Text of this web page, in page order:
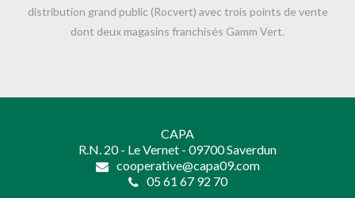
distribution grand public (Rocvert) avec trois points de vente
dont deux magasins franchisés Gamm Vert.
CAPA
R.N. 20 - Le Vernet - 09700 Saverdun
cooperative@capa09.com
05 61 67 92 70